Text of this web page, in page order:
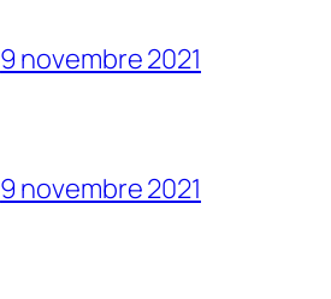
9 novembre 2021
9 novembre 2021